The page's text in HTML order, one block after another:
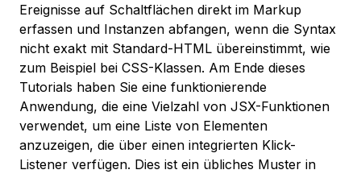
Ereignisse auf Schaltflächen direkt im Markup
erfassen und Instanzen abfangen, wenn die Syntax
nicht exakt mit Standard-HTML übereinstimmt, wie
zum Beispiel bei CSS-Klassen. Am Ende dieses
Tutorials haben Sie eine funktionierende
Anwendung, die eine Vielzahl von JSX-Funktionen
verwendet, um eine Liste von Elementen
anzuzeigen, die über einen integrierten Klick-
Listener verfügen. Dies ist ein übliches Muster in